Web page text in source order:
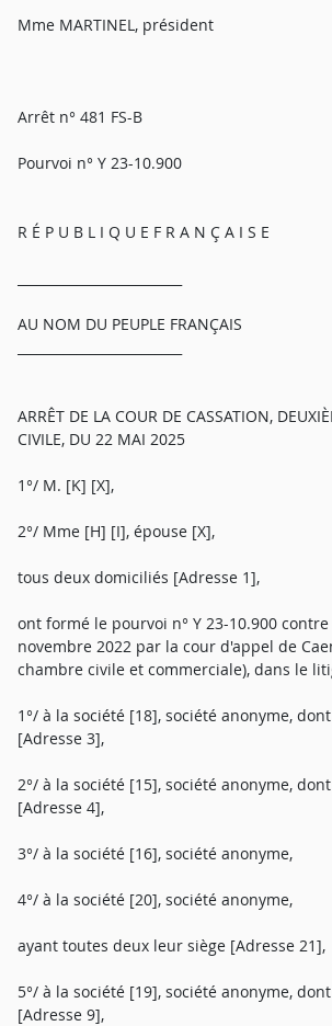
Mme MARTINEL, président
Arrêt n° 481 FS-B
Pourvoi n° Y 23-10.900
R É P U B L I Q U E F R A N Ç A I S E
AU NOM DU PEUPLE FRANÇAIS
ARRÊT DE LA COUR DE CASSATION,
CIVILE, DU 22 MAI 2025
1°/ M. [K] [X],
2°/ Mme [H] [I], épouse [X],
tous deux domiciliés [Adresse 1],
ont formé le pourvoi n° Y 23-10.900
novembre 2022 par la cour d'appel de
chambre civile et commerciale), dans le
1°/ à la société [18], société anonyme,
[Adresse 3],
2°/ à la société [15], société anonyme,
[Adresse 4],
3°/ à la société [16], société anonyme,
4°/ à la société [20], société anonyme,
ayant toutes deux leur siège [Adresse 21],
5°/ à la société [19], société anonyme,
[Adresse 9],